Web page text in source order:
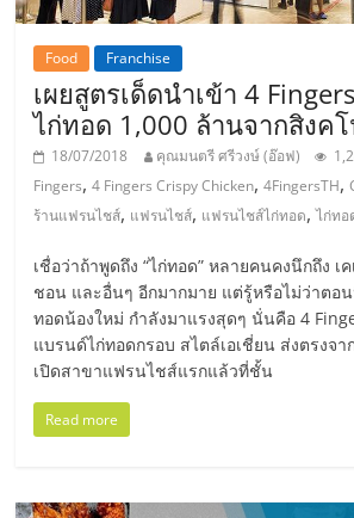
รน
ไชส์,
รวม
แฟ
รน
ไชส์
ขาย
แฟ
Food Franchise
เผยสูตรเด็ดนำเข้า 4
ไก่ทอด 1,000 ล้านจากสิงค
18/07/2018 คุณมนตรี ศรีวงษ์ (อ๊อฟ)
Fingers,4 Fingers Crispy Chicken,4FingersTH,
ร้านแฟรนไชส์, แฟรนไชส์, แฟรนไชส์ไก่ทอด,ไก่ทอ
เชื่อว่าถ้าพูดถึง “ไก่ทอด” หลายคนคงนึกถึง เ
ชอน และอื่นๆ อีกมากมาย แต่รู้หรือไม่ว่าตอ
ทอดน้องใหม่ กำลังมาแรงสุดๆ นั่นคือ 4
แบรนด์ไก่ทอดกรอบ สไตล์เอเชี่ยน ส่งตรงจา
เปิดสาขาแฟรนไชส์แรกแล้วที่ชั้น
Read more